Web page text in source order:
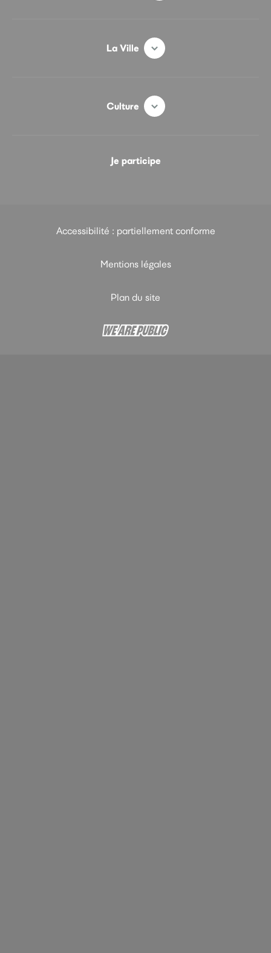
La Ville
Culture
Je participe
Accessibilité : partiellement conforme
Mentions légales
Plan du site